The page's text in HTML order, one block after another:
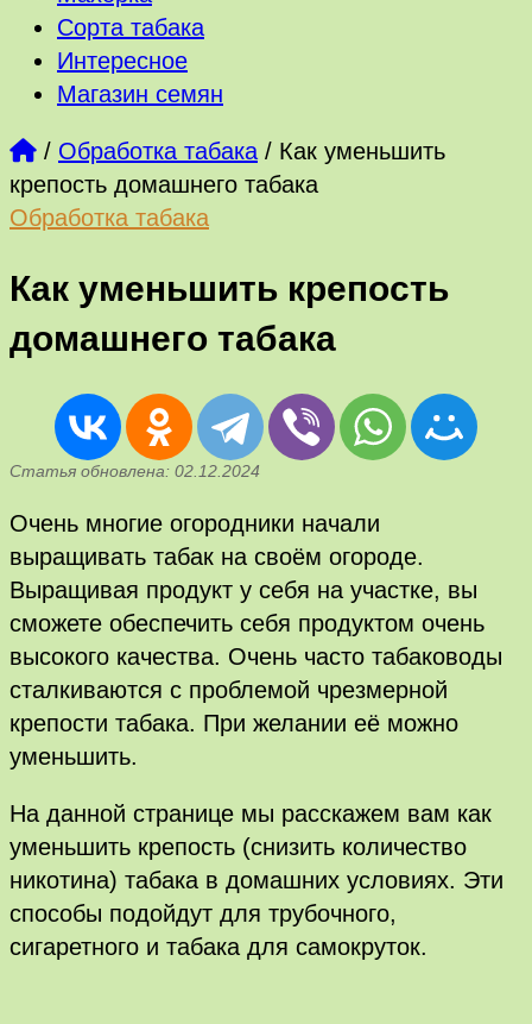
Сорта табака
Интересное
Магазин семян
/ Обработка табака / Как уменьшить
крепость домашнего табака
Обработка табака
Как уменьшить крепость
домашнего табака
Статья обновлена: 02.12.2024
Очень многие огородники начали
выращивать табак на своём огороде.
Выращивая продукт у себя на участке, вы
сможете обеспечить себя продуктом очень
высокого качества. Очень часто табаководы
сталкиваются с проблемой чрезмерной
крепости табака. При желании её можно
уменьшить.
На данной странице мы расскажем вам как
уменьшить крепость (снизить количество
никотина) табака в домашних условиях. Эти
способы подойдут для трубочного,
сигаретного и табака для самокруток.